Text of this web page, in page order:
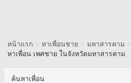
หน้าแรก > หาเพื่อนชาย > มหาสารคาม >
หาเพื่อน เพศชาย ในจังหวัดมหาสารคาม
ค้นหาเพื่อน